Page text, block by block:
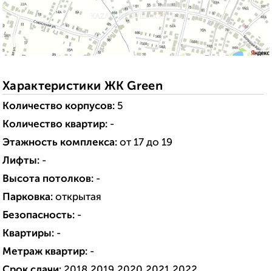
Характеристики ЖК Green
Количество корпусов: 5
Количество квартир: -
Этажность комплекса: от 17 до 19
Лифты: -
Высота потолков: -
Парковка: открытая
Безопасность: -
Квартиры: -
Метраж квартир: -